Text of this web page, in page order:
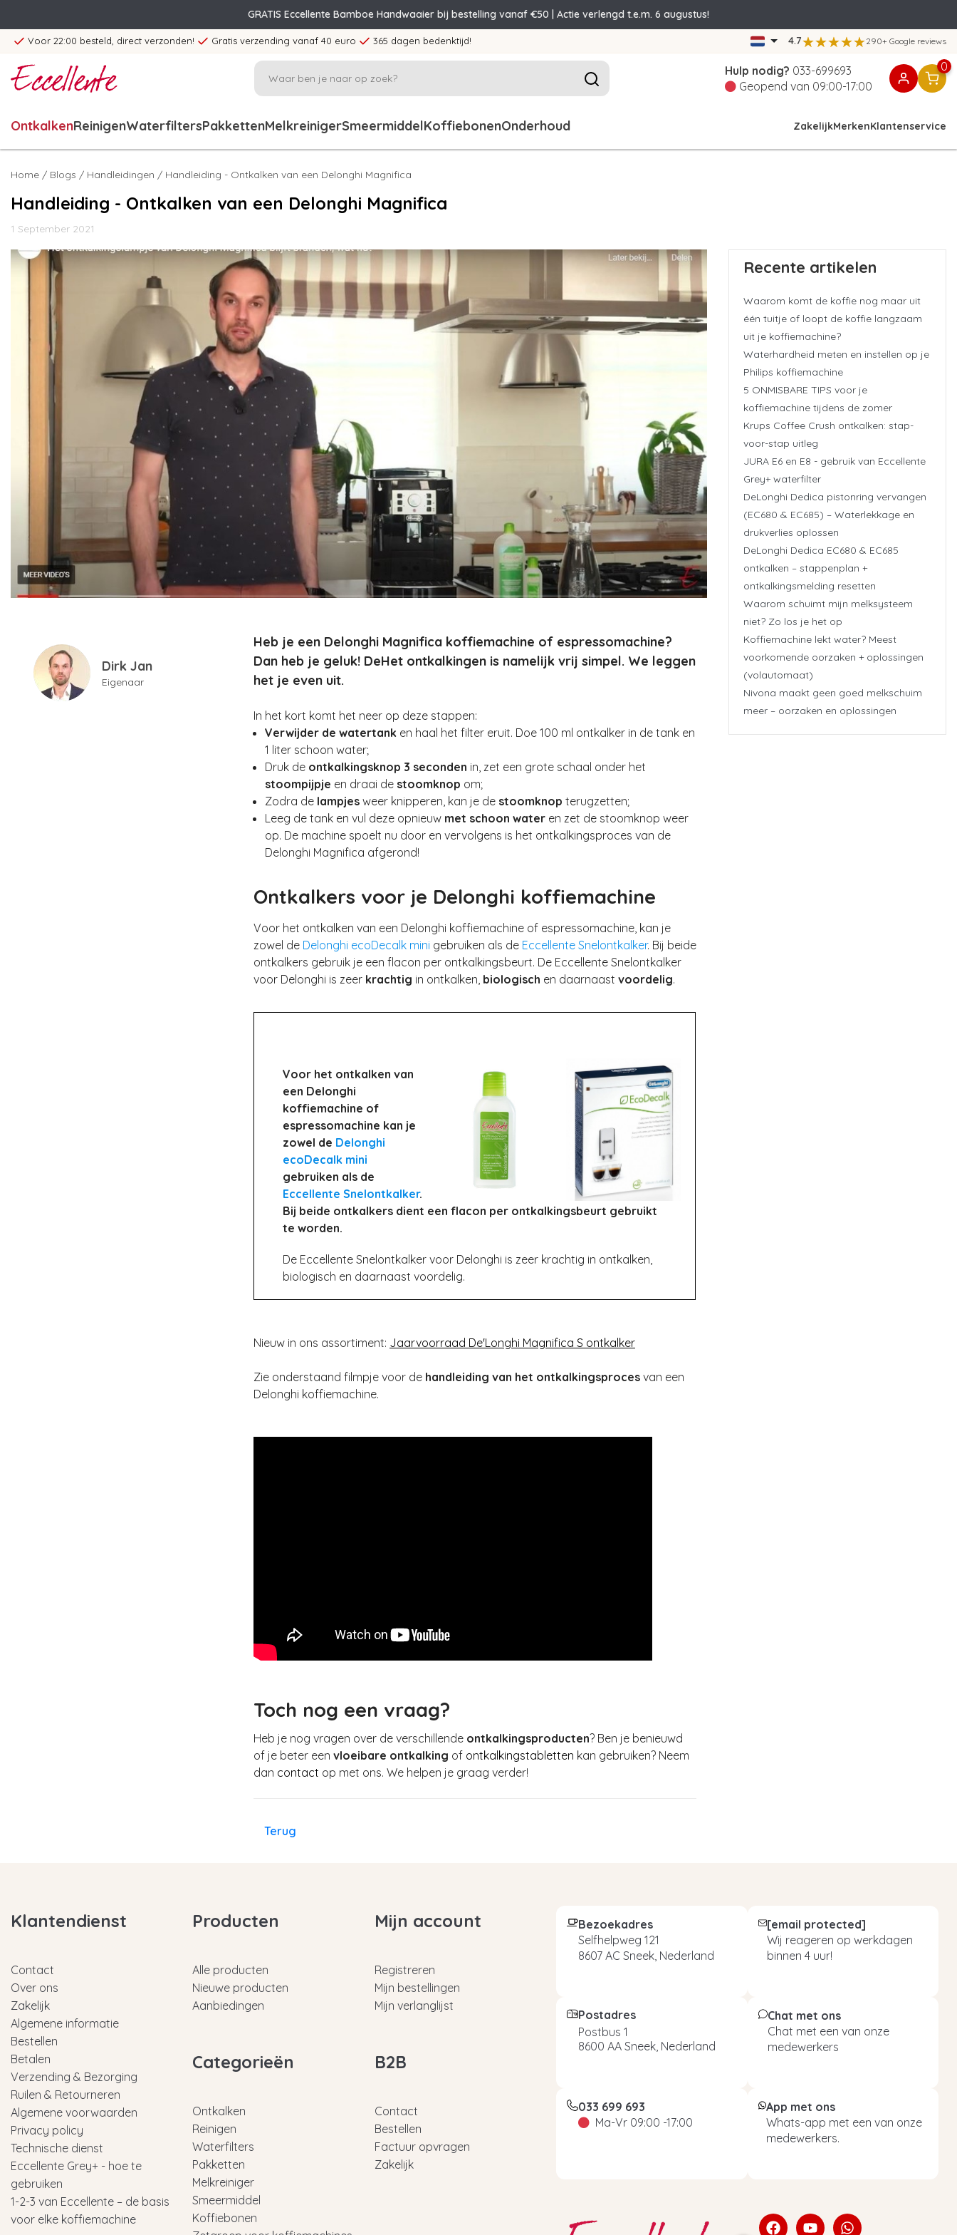
GRATIS Eccellente Bamboe Handwaaier bij bestelling vanaf €50 | Actie verlengd t.e.m. 6 augustus!
Voor 22:00 besteld, direct verzonden! Gratis verzending vanaf 40 euro 365 dagen bedenktijd! 4.7 290+ Google reviews
Hulp nodig? 033-699693
Geopend van 09:00-17:00
0
OntkalkenReinigenWaterfiltersPakkettenMelkreinigerSmeermiddelKoffiebonenOnderhoud ZakelijkMerkenKlantenservice
Home / Blogs / Handleidingen / Handleiding - Ontkalken van een Delonghi Magnifica
Handleiding - Ontkalken van een Delonghi Magnifica
1 September 2021
Dirk Jan
Eigenaar
Heb je een Delonghi Magnifica koffiemachine of espressomachine?
Dan heb je geluk! DeHet ontkalkingen is namelijk vrij simpel. We leggen
het je even uit.
In het kort komt het neer op deze stappen:
Verwijder de watertanken haal het filter eruit. Doe 100 ml ontkalker in de tank en
1 liter schoon water;
Druk de ontkalkingsknop 3 seconden in, zet een grote schaal onder het
stoompijpje en draai de stoomknop om;
Zodra de lampjesweer knipperen, kan je de stoomknop terugzetten;
Leeg de tank en vul deze opnieuw met schoon wateren zet de stoomknop weer
op. De machine spoelt nu door en vervolgens is het ontkalkingsproces van de
Delonghi Magnifica afgerond!
Ontkalkers voor je Delonghi koffiemachine
Voor het ontkalken van een Delonghi koffiemachine of espressomachine, kan je
zowel de Delonghi ecoDecalk mini gebruiken als de Eccellente Snelontkalker. Bij beide
ontkalkers gebruik je een flacon per ontkalkingsbeurt. De Eccellente Snelontkalker
voor Delonghi is zeer krachtig in ontkalken, biologisch en daarnaast voordelig.
Voor het ontkalken van
een Delonghi
koffiemachine of
espressomachine kan je
zowel de Delonghi
ecoDecalk mini
gebruiken als de
Eccellente Snelontkalker.
Bij beide ontkalkers dient een flacon per ontkalkingsbeurt gebruikt
te worden.
De Eccellente Snelontkalker voor Delonghi is zeer krachtig in ontkalken,
biologisch en daarnaast voordelig.
Nieuw in ons assortiment: Jaarvoorraad De'Longhi Magnifica S ontkalker
Zie onderstaand filmpje voor de handleiding van het ontkalkingsprocesvan een
Delonghi koffiemachine.
Toch nog een vraag?
Heb je nog vragen over de verschillende ontkalkingsproducten? Ben je benieuwd
of je beter een vloeibare ontkalking of ontkalkingstabletten kan gebruiken? Neem
dan contact op met ons. We helpen je graag verder!
Terug
Recente artikelen
Waarom komt de koffie nog maar uit
één tuitje of loopt de koffie langzaam
uit je koffiemachine?
Waterhardheid meten en instellen op je
Philips koffiemachine
5 ONMISBARE TIPS voor je
koffiemachine tijdens de zomer
Krups Coffee Crush ontkalken: stap-
voor-stap uitleg
JURA E6 en E8 - gebruik van Eccellente
Grey+ waterfilter
DeLonghi Dedica pistonring vervangen
(EC680 & EC685) – Waterlekkage en
drukverlies oplossen
DeLonghi Dedica EC680 & EC685
ontkalken – stappenplan +
ontkalkingsmelding resetten
Waarom schuimt mijn melksysteem
niet? Zo los je het op
Koffiemachine lekt water? Meest
voorkomende oorzaken + oplossingen
(volautomaat)
Nivona maakt geen goed melkschuim
meer – oorzaken en oplossingen
Klantendienst
Contact
Over ons
Zakelijk
Algemene informatie
Bestellen
Betalen
Verzending & Bezorging
Ruilen & Retourneren
Algemene voorwaarden
Privacy policy
Technische dienst
Eccellente Grey+ - hoe te
gebruiken
1-2-3 van Eccellente – de basis
voor elke koffiemachine
Producten
Alle producten
Nieuwe producten
Aanbiedingen
Categorieën
Ontkalken
Reinigen
Waterfilters
Pakketten
Melkreiniger
Smeermiddel
Koffiebonen
Mijn account
Registreren
Mijn bestellingen
Mijn verlanglijst
B2B
Contact
Bestellen
Factuur opvragen
Zakelijk
Bezoekadres
Selfhelpweg 121
8607 AC Sneek, Nederland
[email protected]
Wij reageren op werkdagen
binnen 4 uur!
Postadres
Postbus 1
8600 AA Sneek, Nederland
Chat met ons
Chat met een van onze
medewerkers
033 699 693
Ma-Vr 09:00 -17:00
App met ons
Whats-app met een van onze
medewerkers.